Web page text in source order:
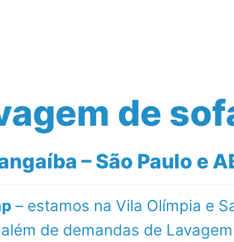
de
– São Paulo e
– estamos na Vila Olímpia e
de demandas de